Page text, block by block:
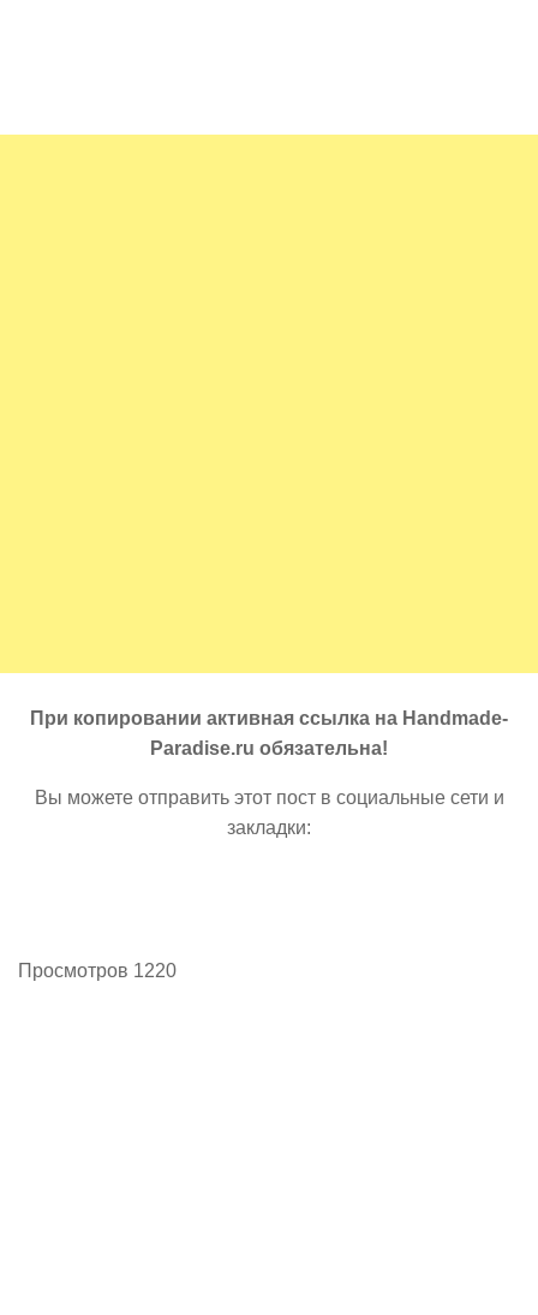
При копировании активная ссылка на Handmade-
Paradise.ru обязательна!
Вы можете отправить этот пост в социальные сети и
закладки:
Просмотров 1220